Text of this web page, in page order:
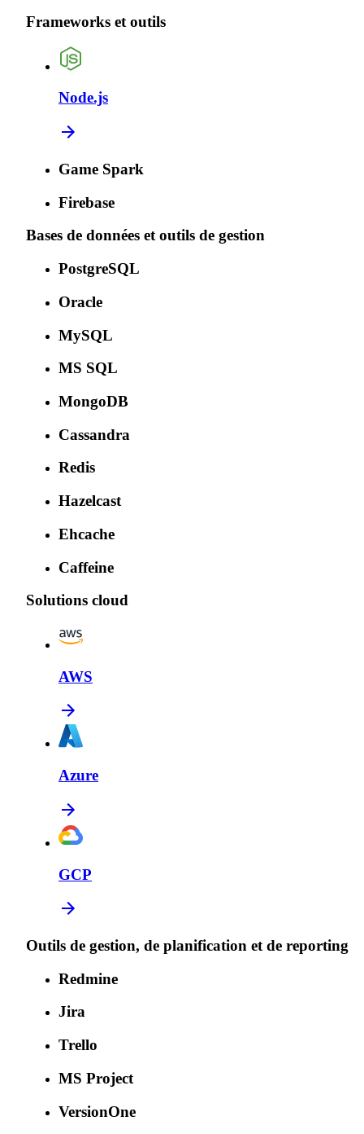
Frameworks et outils
Node.js
Game Spark
Firebase
Bases de données et outils de gestion
PostgreSQL
Oracle
MySQL
MS SQL
MongoDB
Cassandra
Redis
Hazelcast
Ehcache
Caffeine
Solutions cloud
AWS
Azure
GCP
Outils de gestion, de planification et de reporting
Redmine
Jira
Trello
MS Project
VersionOne